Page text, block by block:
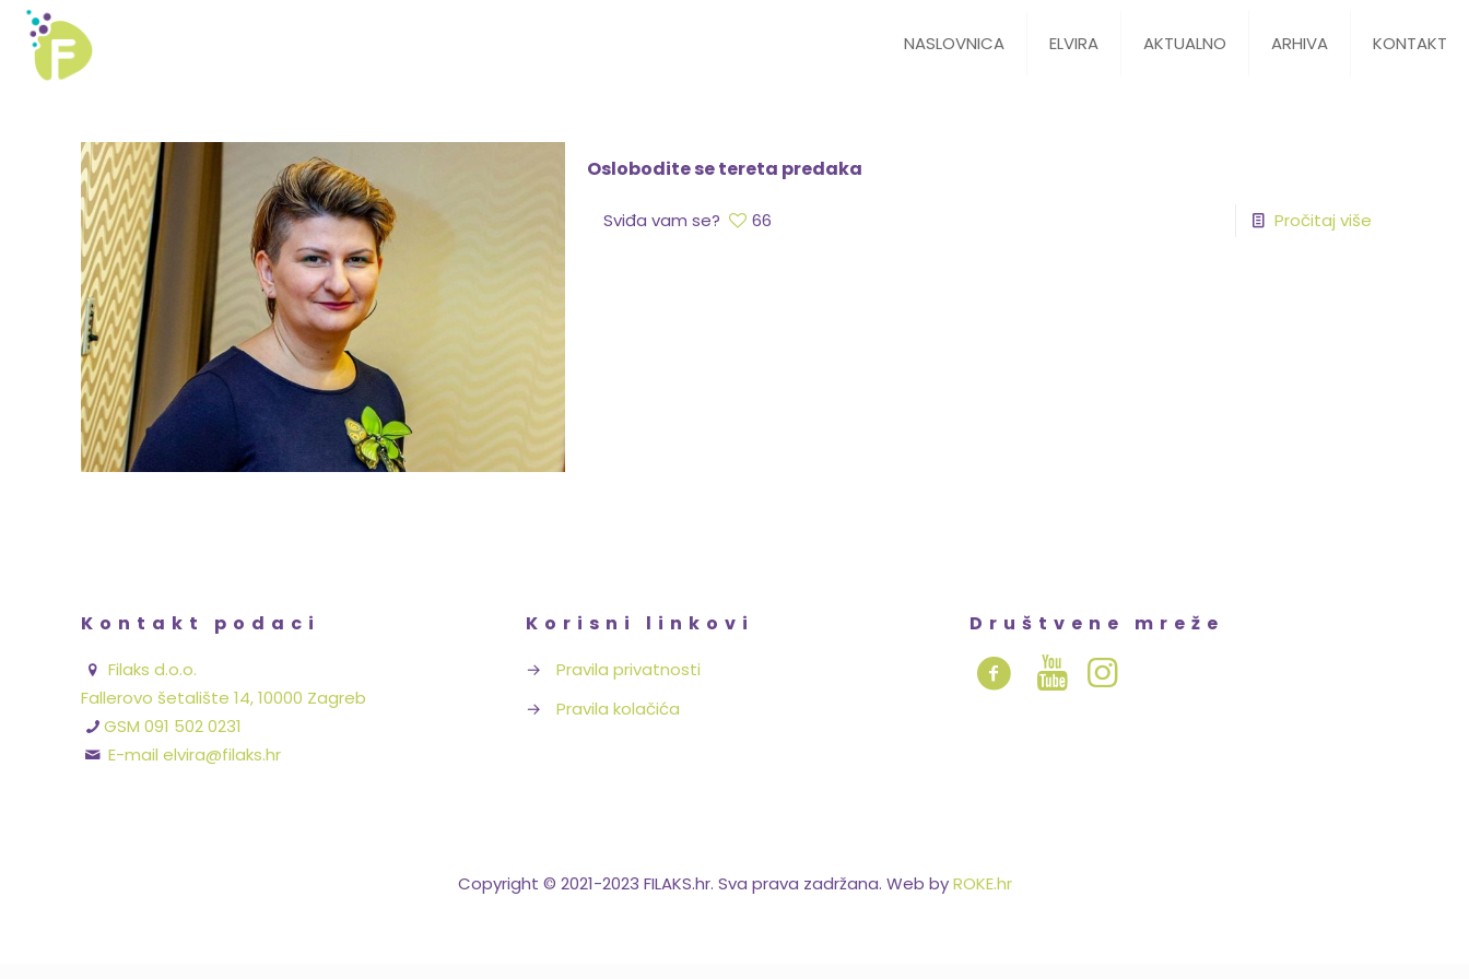
NASLOVNICA ELVIRA AKTUALNO ARHIVA KONTAKT
Oslobodite se tereta predaka
Sviđa vam se? 66 Pročitaj više
Kontakt podaci
Filaks d.o.o.
Fallerovo šetalište 14, 10000 Zagreb
GSM 091 502 0231
E-mail elvira@filaks.hr
Korisni linkovi
→
Pravila privatnosti
→
Pravila kolačića
Društvene mreže
Copyright © 2021-2023 FILAKS.hr. Sva prava zadržana. Web byROKE.hr